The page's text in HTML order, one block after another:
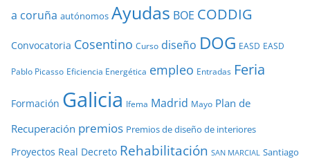
a coruña autónomos Ayudas BOE CODDIG
Convocatoria Cosentino Curso diseño DOG EASD EASD
Pablo Picasso Eficiencia Energética empleo Entradas Feria
Formación Galicia Ifema Madrid Mayo Plan de
Recuperación premios Premios de diseño de interiores
Proyectos Real Decreto Rehabilitación SAN MARCIAL Santiago